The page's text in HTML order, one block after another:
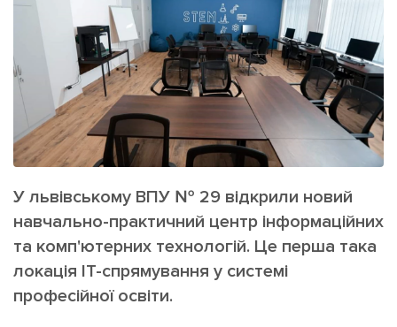
ІНШЕ
Інтерв'ю
Картки
Репортаж
Розслідування
Погляди
Ініціативи
Лонгріди
Прес-релізи
Фото/Відео
Made in Lviv
У львівському ВПУ № 29 відкрили новий
навчально-практичний центр інформаційних
та комп'ютерних технологій. Це перша така
локація IT-спрямування у системі
професійної освіти.